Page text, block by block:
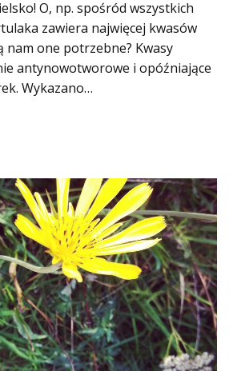
O, np. spośród wszystkich
zawiera najwięcej kwasów
nam one potrzebne? Kwasy
antynowotworowe i opóźniające
Wykazano…